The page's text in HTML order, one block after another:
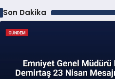
Son Dakika